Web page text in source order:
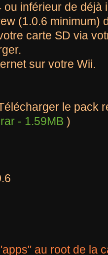
ou inférieur de déjà
(1.0.6 minimum)
carte SD via
sur votre Wii.
le pack
- 1.59MB )
au root de la